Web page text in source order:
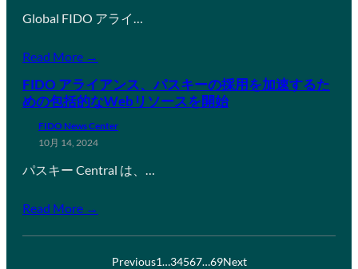
Global FIDO アライ…
Read More →
FIDO アライアンス、パスキーの採用を加速するた
めの包括的なWebリソースを開始
FIDO News Center
10月 14, 2024
パスキー Central は、…
Read More →
Previous1…34567…69Next